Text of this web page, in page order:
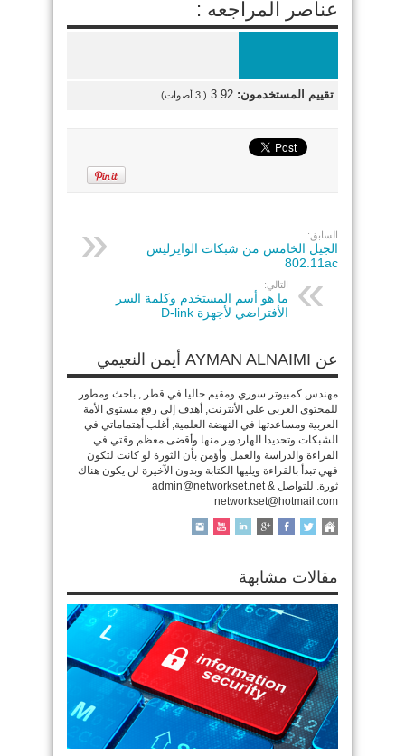
عناصر المراجعه :
تقييم المستخدمون: 3.92
(
3 أصوات)
السابق:
الجيل الخامس من شبكات الوايرليس
802.11ac
التالي:
ما هو أسم المستخدم وكلمة السر
الأفتراضي لأجهزة D-link
عن AYMAN ALNAIMI أيمن النعيمي
مهندس كمبيوتر سوري ومقيم حاليا في قطر , باحث ومطور
للمحتوى العربي على الأنترنت, أهدف إلى رفع مستوى الأمة
العربية ومساعدتها في النهضة العلمية, أغلب أهتماماتي في
الشبكات وتحديدا الهاردوير منها وأقضى معظم وقتي في
القراءة والدراسة والعمل وأؤمن بأن الثورة لو كانت لتكون
فهي تبدأ بالقراءة ويليها الكتابة وبدون الآخيرة لن يكون هناك
ثورة. للتواصل admin@networkset.net &
networkset@hotmail.com
مقالات مشابهة